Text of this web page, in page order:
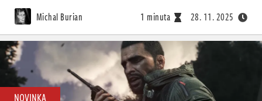
Michal Burian 1 minuta 28. 11. 2025
NOVINKA